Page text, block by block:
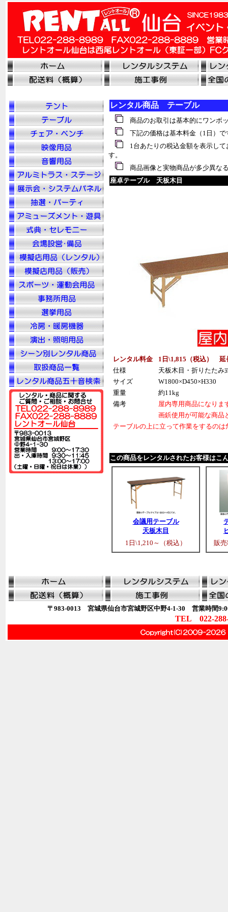
レンタル商品 テーブル
商品のお取引は基本的にワンボ
下記の価格は基本料金（1日）で
1台あたりの税込金額を表示して
す。
商品画像と実物商品が多少異な
座卓テーブル 天板木目
レンタル料金
1日\1,815（税込） 延
仕様
天板木目・折りたたみ
サイズ
W1800×D450×H330
重量
約11kg
備考
屋内専用商品になりま
画鋲使用が可能な商品
テーブルの上に立って作業をするの
この商品をレンタルされたお客様はこ
会議用テーブル
天板木目
1日\1,210～（税込）
販
〒983-0013 宮城県仙台市宮城野区中野4-1-30 営業時間
TEL 022-